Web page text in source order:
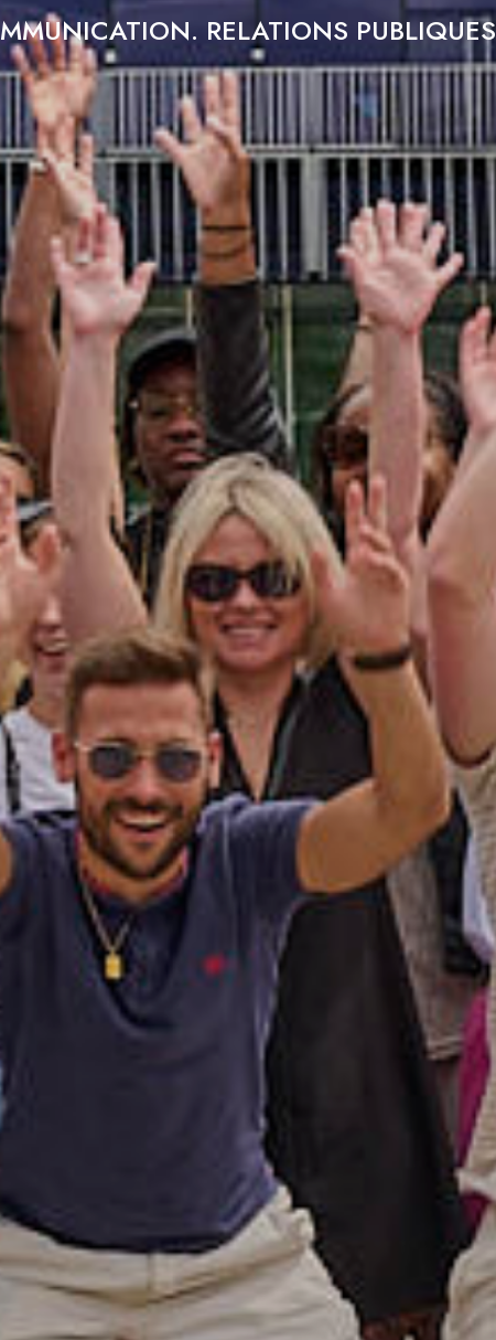
RELATIONS PUBLIQUES